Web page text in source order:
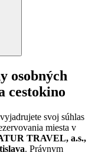
osobných
cestokino
svoj súhlas
miesta v
TRAVEL, a.s.,
. Právnym